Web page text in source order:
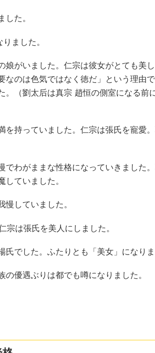
た。
ました。
娘がいました。仁宗は彼女がとても美
なのは色気ではなく徳だ」という理由
。（劉太后は真宗 趙恒の側室になる前
を持っていました。仁宗は張氏を寵愛
でわがままな性格になっていきました
ていました。
していました。
宗は張氏を美人にしました。
でした。ふたりとも「美女」になりま
優遇ぶりは都でも噂になりました。